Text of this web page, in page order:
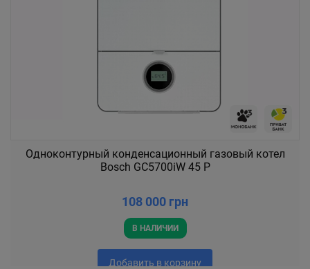
Одноконтурный конденсационный газовый котел
Bosch GC5700iW 45 P
108 000 грн
В НАЛИЧИИ
Добавить в корзину